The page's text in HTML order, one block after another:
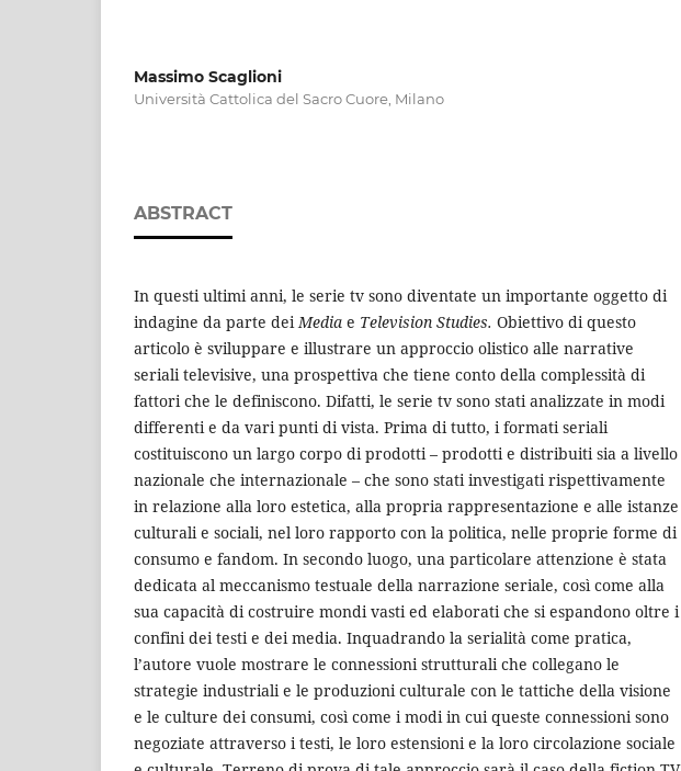
Massimo Scaglioni
Università Cattolica del Sacro Cuore, Milano
ABSTRACT
In questi ultimi anni, le serie tv sono diventate un importante oggetto di
indagine da parte deiMedia e Television Studies. Obiettivo di questo
articolo è sviluppare e illustrare un approccio olistico alle narrative
seriali televisive, una prospettiva che tiene conto della complessità di
fattori che le definiscono. Difatti, le serie tv sono stati analizzate in modi
differenti e da vari punti di vista. Prima di tutto, i formati seriali
costituiscono un largo corpo di prodotti – prodotti e distribuiti sia a livello
nazionale che internazionale – che sono stati investigati rispettivamente
in relazione alla loro estetica, alla propria rappresentazione e alle istanze
culturali e sociali, nel loro rapporto con la politica, nelle proprie forme di
consumo e fandom. In secondo luogo, una particolare attenzione è stata
dedicata al meccanismo testuale della narrazione seriale, così come alla
sua capacità di costruire mondi vasti ed elaborati che si espandono oltre i
confini dei testi e dei media. Inquadrando la serialità come pratica,
l’autore vuole mostrare le connessioni strutturali che collegano le
strategie industriali e le produzioni culturale con le tattiche della visione
e le culture dei consumi, così come i modi in cui queste connessioni sono
negoziate attraverso i testi, le loro estensioni e la loro circolazione sociale